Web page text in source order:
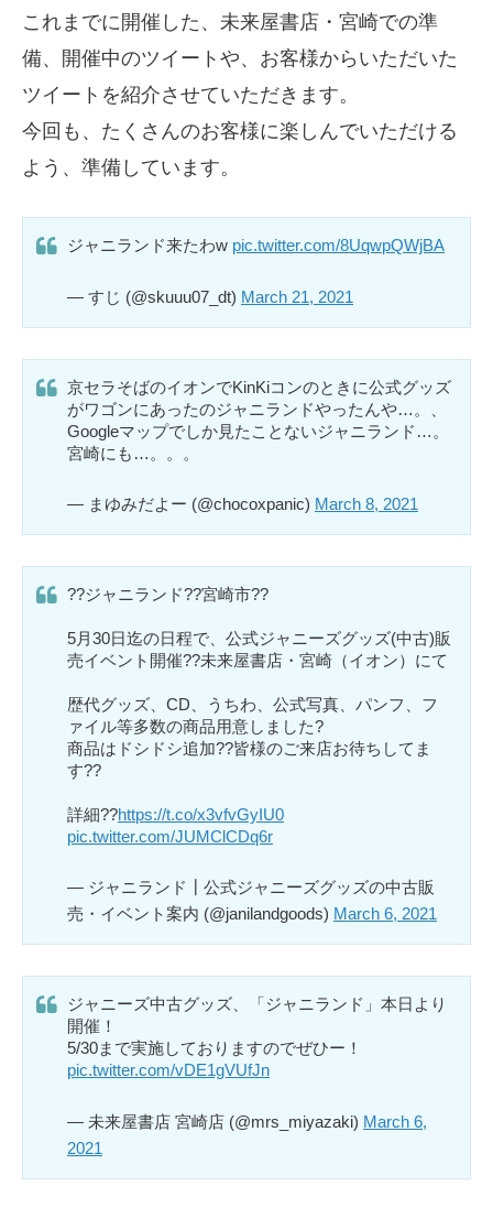
これまでに開催した、未来屋書店・宮崎での準
備、開催中のツイートや、お客様からいただいた
ツイートを紹介させていただきます。
今回も、たくさんのお客様に楽しんでいただける
よう、準備しています。
ジャニランド来たわw pic.twitter.com/8UqwpQWjBA
— すじ (@skuuu07_dt) March 21, 2021
京セラそばのイオンでKinKiコンのときに公式グッズ
がワゴンにあったのジャニランドやったんや…。、
Googleマップでしか見たことないジャニランド…。
宮崎にも…。。。
— まゆみだよー (@chocoxpanic) March 8, 2021
??ジャニランド??宮崎市??
5月30日迄の日程で、公式ジャニーズグッズ(中古)販
売イベント開催??未来屋書店・宮崎（イオン）にて
歴代グッズ、CD、うちわ、公式写真、パンフ、フ
ァイル等多数の商品用意しました?
商品はドシドシ追加??皆様のご来店お待ちしてま
す??
詳細??https://t.co/x3vfvGyIU0
pic.twitter.com/JUMClCDq6r
— ジャニランド┃公式ジャニーズグッズの中古販
売・イベント案内 (@janilandgoods) March 6, 2021
ジャニーズ中古グッズ、「ジャニランド」本日より
開催！
5/30まで実施しておりますのでぜひー！
pic.twitter.com/vDE1gVUfJn
— 未来屋書店 宮崎店 (@mrs_miyazaki) March 6,
2021